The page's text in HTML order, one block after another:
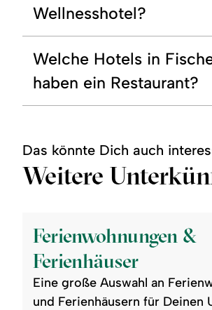
Wellnesshotel?
Welche Hotels in
haben ein Restaurant?
Das könnte Dich auch
Weitere
Ferienwohnungen &
Ferienhäuser
Eine große Auswahl an
und Ferienhäusern für Deinen
Ferienwohnungen